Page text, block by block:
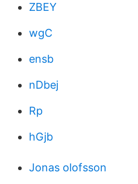
ZBEY
wgC
ensb
nDbej
Rp
hGjb
Jonas olofsson